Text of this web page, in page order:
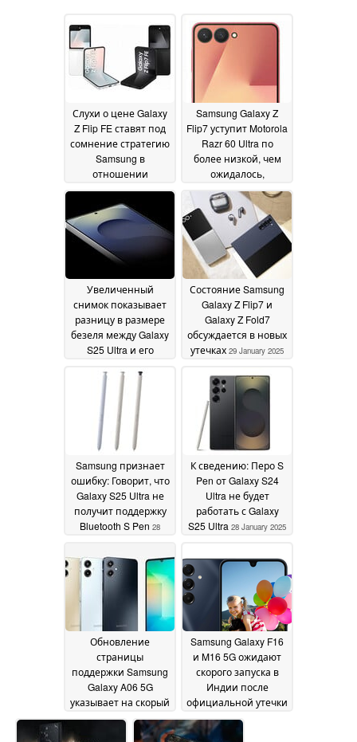
Слухи о цене Galaxy
Z Flip FE ставят под
сомнение стратегию
Samsung в
отношении
складных устройств
за несколько дней до
выхода29 June 2025
Samsung Galaxy Z
Flip7 уступит Motorola
Razr 60 Ultra по
более низкой, чем
ожидалось,
стартовой цене26
June 2025
Увеличенный
снимок показывает
разницу в размере
безеля между Galaxy
S25 Ultra и его
29 January 2025
Состояние Samsung
Galaxy Z Flip7 и
Galaxy Z Fold7
обсуждается в новых
утечках 29 January 2025
Samsung признает
ошибку: Говорит, что
Galaxy S25 Ultra не
получит поддержку
Bluetooth S Pen 28
К сведению: Перо S
Pen от Galaxy S24
Ultra не будет
работать с Galaxy
S25 Ultra 28 January 2025
Обновление
страницы
поддержки Samsung
Galaxy A06 5G
указывает на скорый
запуск в Индии28
January 2025
Samsung Galaxy F16
и M16 5G ожидают
скорого запуска в
Индии после
официальной утечки
информации